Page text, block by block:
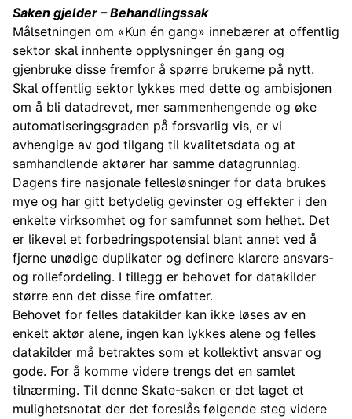
Saken gjelder – Behandlingssak
Målsetningen om «Kun én gang» innebærer at offentlig
sektor skal innhente opplysninger én gang og
gjenbruke disse fremfor å spørre brukerne på nytt.
Skal offentlig sektor lykkes med dette og ambisjonen
om å bli datadrevet, mer sammenhengende og øke
automatiseringsgraden på forsvarlig vis, er vi
avhengige av god tilgang til kvalitetsdata og at
samhandlende aktører har samme datagrunnlag.
Dagens fire nasjonale fellesløsninger for data brukes
mye og har gitt betydelig gevinster og effekter i den
enkelte virksomhet og for samfunnet som helhet. Det
er likevel et forbedringspotensial blant annet ved å
fjerne unødige duplikater og definere klarere ansvars-
og rollefordeling. I tillegg er behovet for datakilder
større enn det disse fire omfatter.
Behovet for felles datakilder kan ikke løses av en
enkelt aktør alene, ingen kan lykkes alene og felles
datakilder må betraktes som et kollektivt ansvar og
gode. For å komme videre trengs det en samlet
tilnærming. Til denne Skate-saken er det laget et
mulighetsnotat der det foreslås følgende steg videre